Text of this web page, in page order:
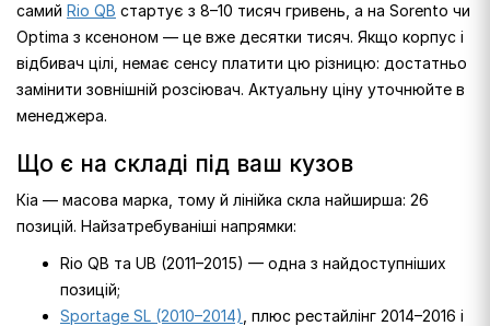
самий Rio QB стартує з 8–10 тисяч гривень, а на Sorento чи
Optima з ксеноном — це вже десятки тисяч. Якщо корпус і
відбивач цілі, немає сенсу платити цю різницю: достатньо
замінити зовнішній розсіювач. Актуальну ціну уточнюйте в
менеджера.
Що є на складі під ваш кузов
Кіа — масова марка, тому й лінійка скла найширша: 26
позицій. Найзатребуваніші напрямки:
Rio QB та UB (2011–2015) — одна з найдоступніших
позицій;
Sportage SL (2010–2014) , плюс рестайлінг 2014–2016 і